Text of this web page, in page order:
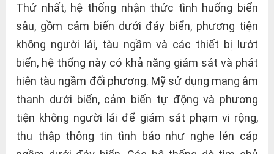
Thứ nhất, hệ thống nhận thức tình huống biển
sâu, gồm cảm biến dưới đáy biển, phương tiện
không người lái, tàu ngầm và các thiết bị lướt
biển, hệ thống này có khả năng giám sát và phát
hiện tàu ngầm đối phương. Mỹ sử dụng mạng âm
thanh dưới biển, cảm biến tự động và phương
tiện không người lái để giám sát phạm vi rộng,
thu thập thông tin tình báo như nghe lén cáp